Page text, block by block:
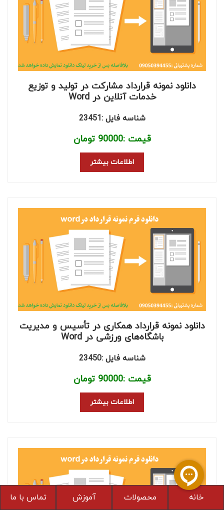
دانلود نمونه قرارداد مشارکت در تولید و توزیع
خدمات آنلاین در Word
شناسه فایل :23451
قیمت :90000 تومان
اطلاعات بیشتر
دانلود نمونه قرارداد همکاری در تأسیس و مدیریت
باشگاه‌های ورزشی در Word
شناسه فایل :23450
قیمت :90000 تومان
اطلاعات بیشتر
تماس با ما آموزش محصولات خانه